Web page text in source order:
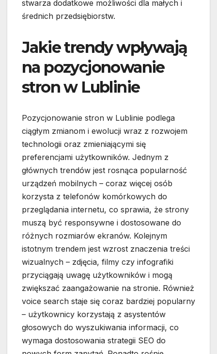
stwarza dodatkowe możliwości dla małych i
średnich przedsiębiorstw.
Jakie trendy wpływają
na pozycjonowanie
stron w Lublinie
Pozycjonowanie stron w Lublinie podlega
ciągłym zmianom i ewolucji wraz z rozwojem
technologii oraz zmieniającymi się
preferencjami użytkowników. Jednym z
głównych trendów jest rosnąca popularność
urządzeń mobilnych – coraz więcej osób
korzysta z telefonów komórkowych do
przeglądania internetu, co sprawia, że strony
muszą być responsywne i dostosowane do
różnych rozmiarów ekranów. Kolejnym
istotnym trendem jest wzrost znaczenia treści
wizualnych – zdjęcia, filmy czy infografiki
przyciągają uwagę użytkowników i mogą
zwiększać zaangażowanie na stronie. Również
voice search staje się coraz bardziej popularny
– użytkownicy korzystają z asystentów
głosowych do wyszukiwania informacji, co
wymaga dostosowania strategii SEO do